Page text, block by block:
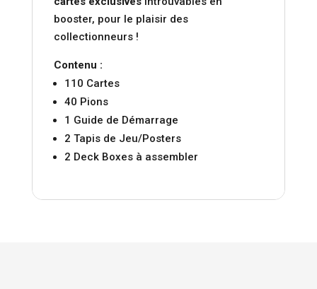
booster, pour le plaisir des
collectionneurs !
Contenu :
110 Cartes
40 Pions
1 Guide de Démarrage
2 Tapis de Jeu/Posters
2 Deck Boxes à assembler